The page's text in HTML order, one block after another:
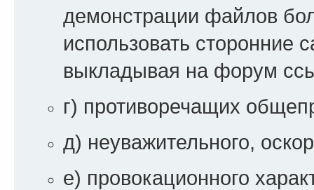
демонстрации файлов
использовать сторонние
выкладывая на форум
г) противоречащих
д) неуважительного,
е) провокационного